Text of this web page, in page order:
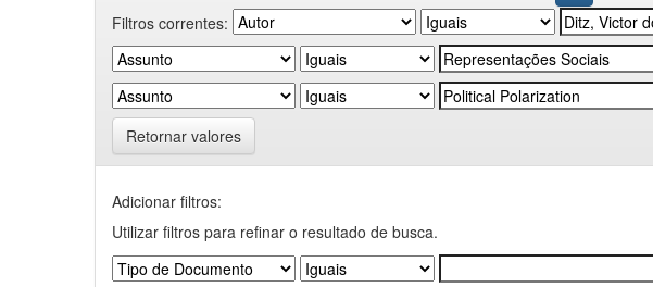
Filtros correntes:
Retornar valores
Adicionar filtros:
Utilizar filtros para refinar o resultado de busca.